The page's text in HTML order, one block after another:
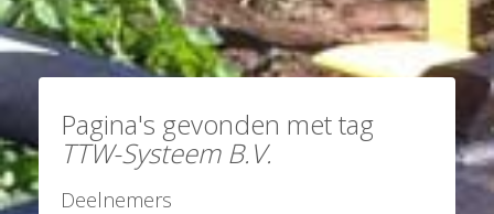
Pagina's gevonden met tag
TTW-Systeem B.V.
Deelnemers